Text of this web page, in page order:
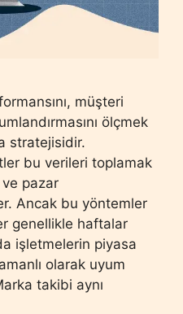
müşteri
ölçmek
stratejisidir.
bu verileri toplamak
pazar
Ancak bu yöntemler
genellikle haftalar
işletmelerin piyasa
olarak uyum
takibi aynı